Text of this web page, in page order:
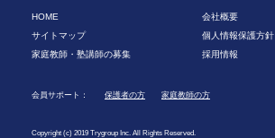
HOME
会社概要
サイトマップ
個人情報保護方針
家庭教師・塾講師の募集
採用情報
会員サポート： 保護者の方 家庭教師の方
Copyright (c) 2019 Trygroup Inc. All Rights Reserved.